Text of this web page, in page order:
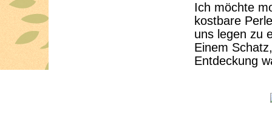
Ich möchte
kostbare
uns legen zu
Einem
Entdeckung